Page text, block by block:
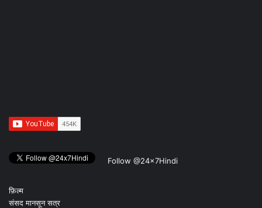
Follow @24x7Hindi
फ़िल्म
संसद मानसून सत्र